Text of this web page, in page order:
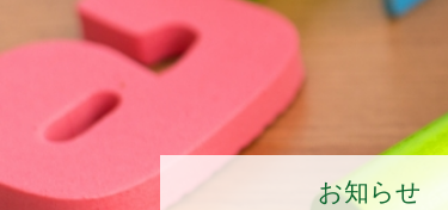
お知らせ